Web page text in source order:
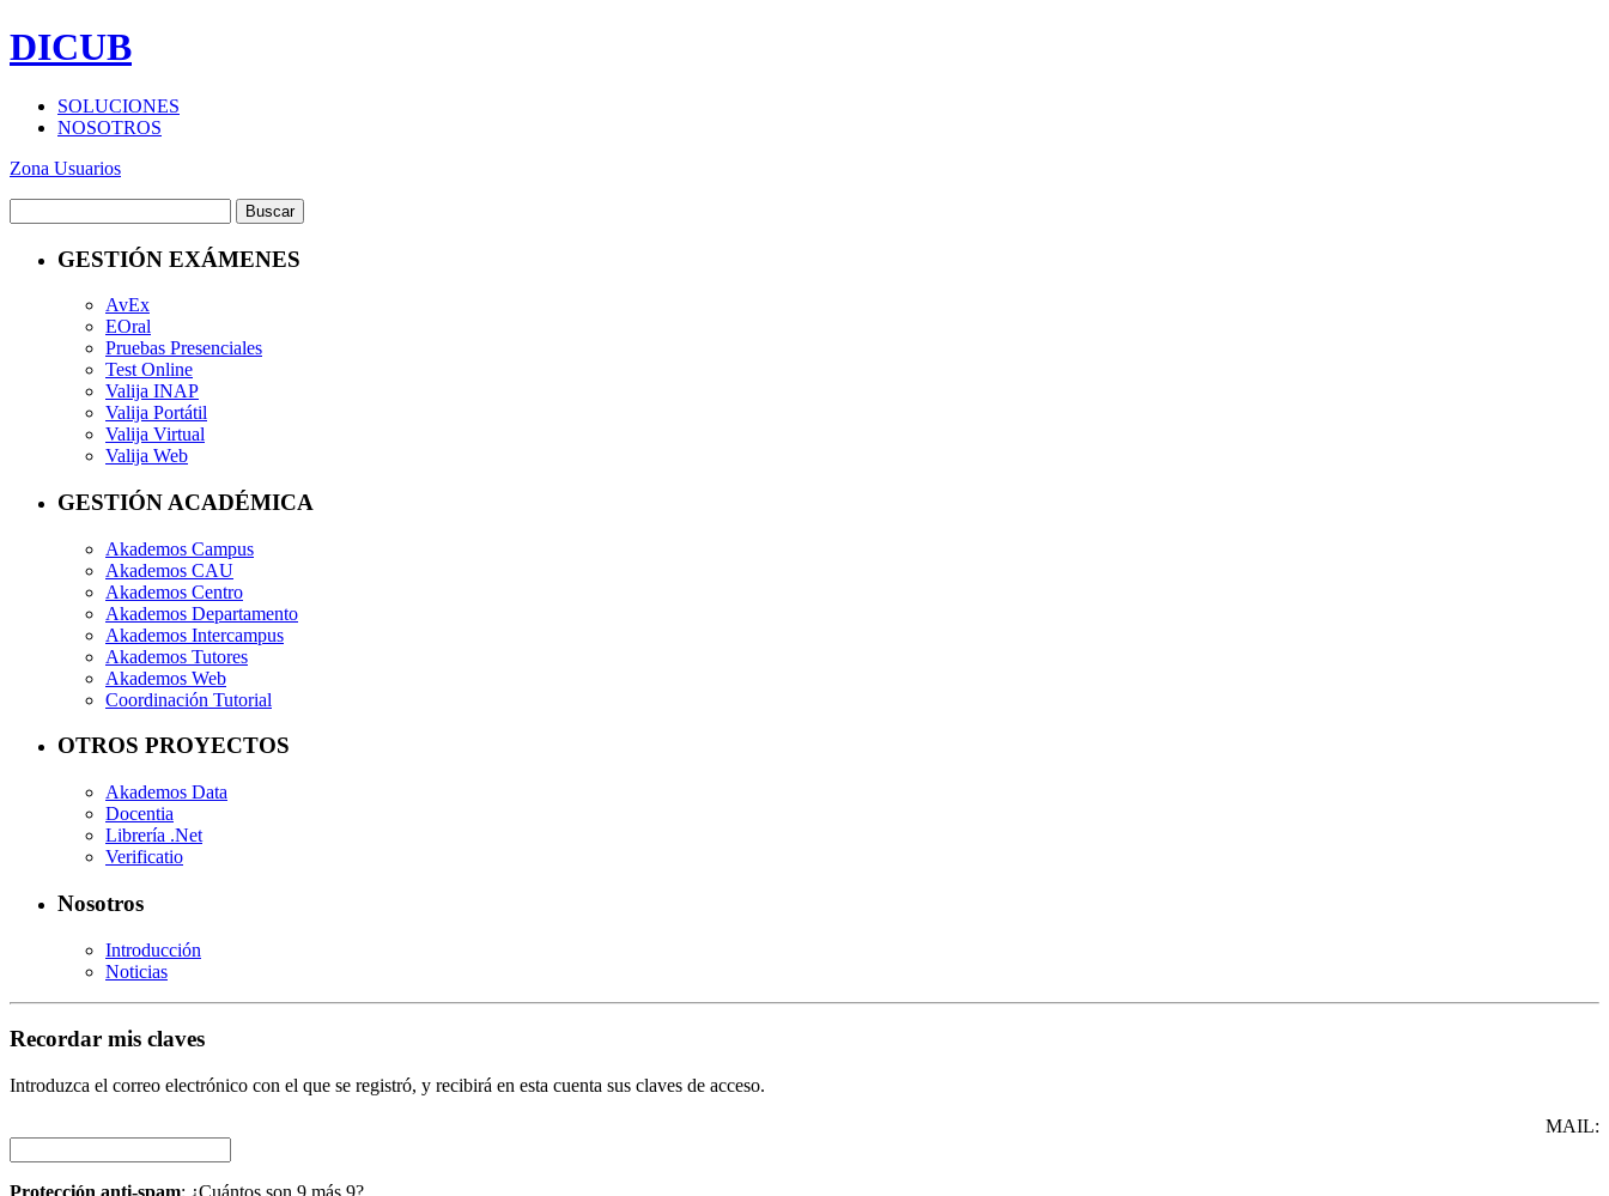
DICUB
SOLUCIONES
NOSOTROS
Zona Usuarios
GESTIÓN EXÁMENES
AvEx
EOral
Pruebas Presenciales
Test Online
Valija INAP
Valija Portátil
Valija Virtual
Valija Web
GESTIÓN ACADÉMICA
Akademos Campus
Akademos CAU
Akademos Centro
Akademos Departamento
Akademos Intercampus
Akademos Tutores
Akademos Web
Coordinación Tutorial
OTROS PROYECTOS
Akademos Data
Docentia
Librería .Net
Verificatio
Nosotros
Introducción
Noticias
Recordar mis claves
Introduzca el correo electrónico con el que se registró, y recibirá en esta cuenta sus claves de acceso.
MAIL:
Protección anti-spam: ¿Cuántos son 9 más 9?